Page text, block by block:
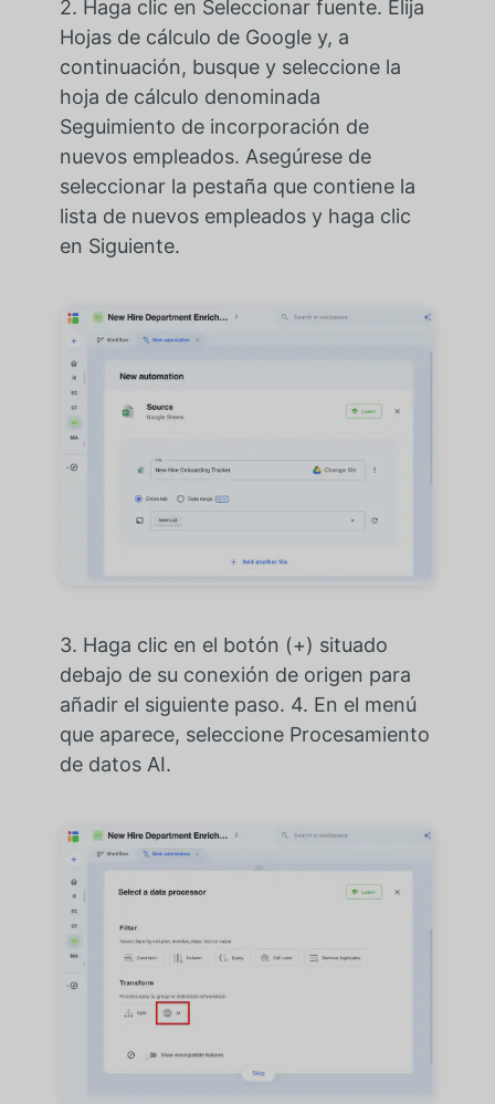
2. Haga clic en Seleccionar fuente. Elija
Hojas de cálculo de Google y, a
continuación, busque y seleccione la
hoja de cálculo denominada
Seguimiento de incorporación de
nuevos empleados. Asegúrese de
seleccionar la pestaña que contiene la
lista de nuevos empleados y haga clic
en Siguiente.
3. Haga clic en el botón (+) situado
debajo de su conexión de origen para
añadir el siguiente paso. 4. En el menú
que aparece, seleccione Procesamiento
de datos AI.